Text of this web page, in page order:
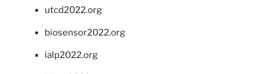
utcd2022.org
biosensor2022.org
ialp2022.org